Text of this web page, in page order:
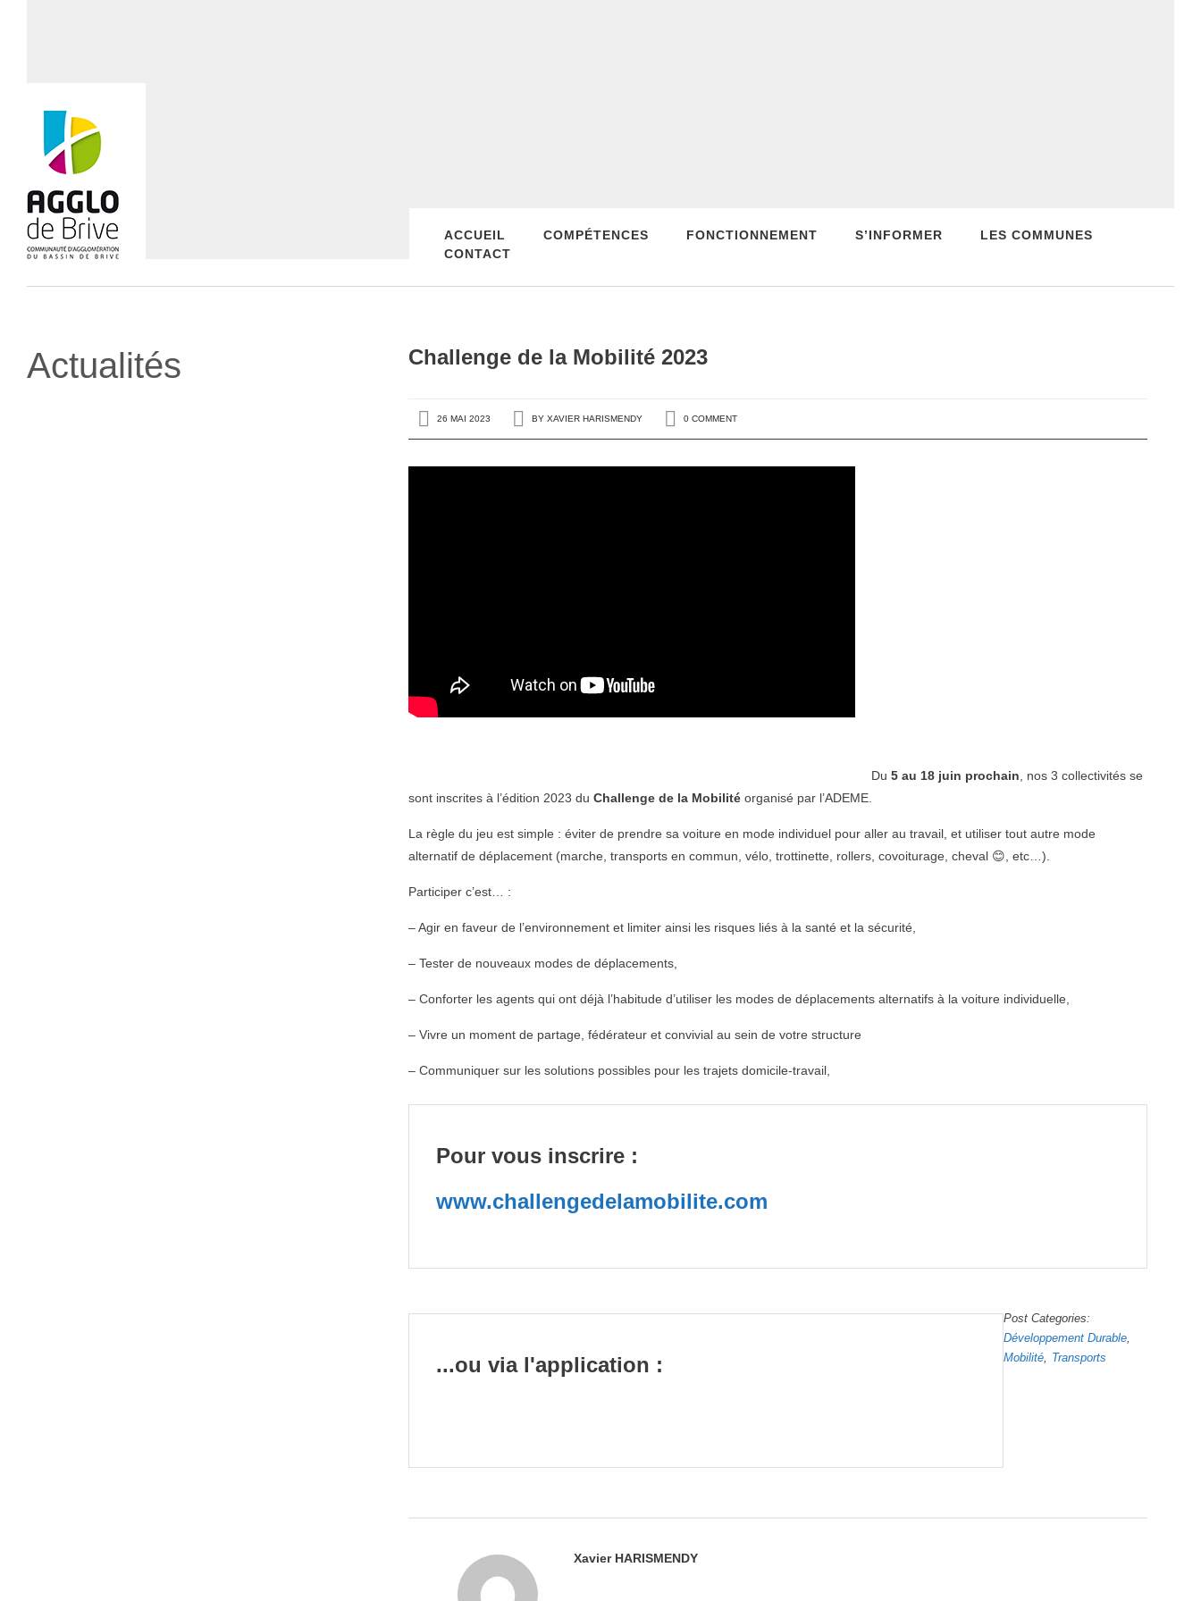
ACCUEIL COMPÉTENCES FONCTIONNEMENT S’INFORMER
LES COMMUNES
CONTACT
Actualités Challenge de la Mobilité 2023
26 MAI 2023 BYXAVIER HARISMENDY 0 COMMENT
Du5 au 18 juin prochain , nos 3 collectivités se
sont inscrites à l’édition 2023 duChallenge de la Mobilité organisé par l’ADEME.
La règle du jeu est simple : éviter de prendre sa voiture en mode individuel pour aller au travail, et utiliser tout autre mode
alternatif de déplacement (marche, transports en commun, vélo, trottinette, rollers, covoiturage, cheval 😊, etc…).
Participer c’est… :
– Agir en faveur de l’environnement et limiter ainsi les risques liés à la santé et la sécurité,
– Tester de nouveaux modes de déplacements,
– Conforter les agents qui ont déjà l’habitude d’utiliser les modes de déplacements alternatifs à la voiture individuelle,
– Vivre un moment de partage, fédérateur et convivial au sein de votre structure
– Communiquer sur les solutions possibles pour les trajets domicile-travail,
Pour vous inscrire :
www.challengedelamobilite.com
...ou via l'application :
Post Categories
Développement Durable
Mobilité
Transports
Xavier HARISMENDY